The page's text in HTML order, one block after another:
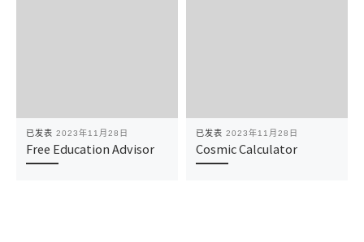
已发表 2023年11月28日
Free Education Advisor
已发表 2023年11月28日
Cosmic Calculator